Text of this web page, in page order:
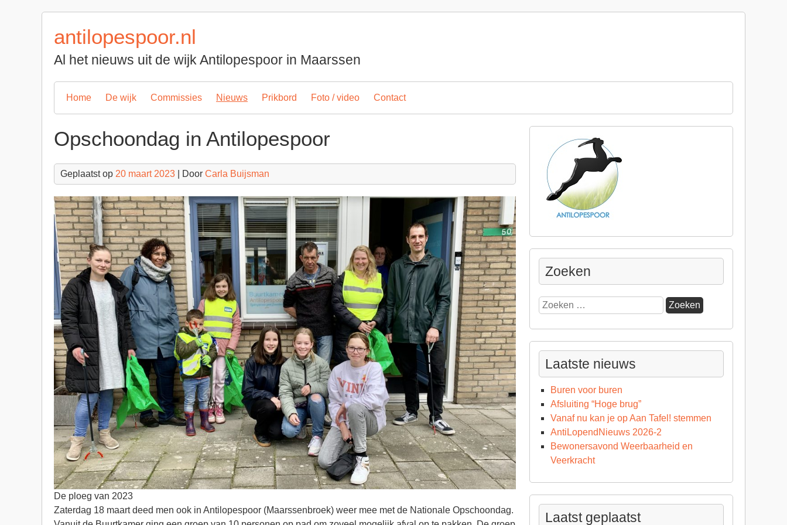
antilopespoor.nl
Al het nieuws uit de wijk Antilopespoor in Maarssen
Home De wijk Commissies Nieuws Prikbord Foto / video Contact
Opschoondag in Antilopespoor
Geplaatst op 20 maart 2023 | Door Carla Buijsman
De ploeg van 2023
Zaterdag 18 maart deed men ook in Antilopespoor (Maarssenbroek) weer mee met de Nationale Opschoondag.
Zoeken
Zoeken
naar:
Laatste nieuws
Buren voor buren
Afsluiting “Hoge brug”
Vanaf nu kan je op Aan Tafel! stemmen
AntiLopendNieuws 2026-2
Bewonersavond Weerbaarheid en
Veerkracht
Laatst geplaatst